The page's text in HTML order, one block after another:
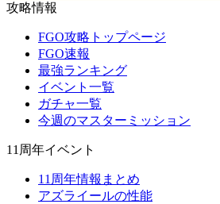
攻略情報
FGO攻略トップページ
FGO速報
最強ランキング
イベント一覧
ガチャ一覧
今週のマスターミッション
11周年イベント
11周年情報まとめ
アズライールの性能